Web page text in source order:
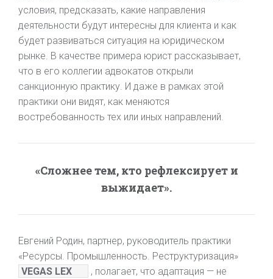
условия, предсказать, какие направления
деятельности будут интересны для клиента и как
будет развиваться ситуация на юридическом
рынке. В качестве примера юрист рассказывает,
что в его коллегии адвокатов открыли
санкционную практику. И даже в рамках этой
практики они видят, как меняются
востребованность тех или иных направлений.
«Сложнее тем, кто рефлексирует и
выжидает».
Евгений Родин, партнер, руководитель практики
«Ресурсы. Промышленность. Реструктуризация»
VEGAS LEX
, полагает, что адаптация — не